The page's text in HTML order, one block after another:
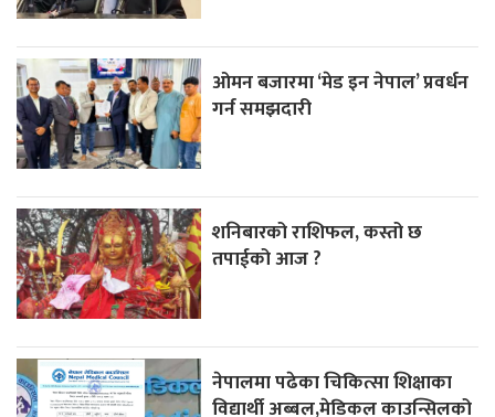
ओमन बजारमा ‘मेड इन नेपाल’ प्रवर्धन
गर्न समझदारी
शनिबारको राशिफल, कस्तो छ
तपाईको आज ?
नेपालमा पढेका चिकित्सा शिक्षाका
विद्यार्थी अब्बल,मेडिकल काउन्सिलको